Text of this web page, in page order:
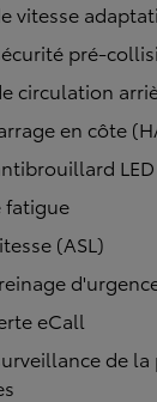
vitesse
pré-
circulation
en côte
LED
fatigue
(ASL)
eCall
de